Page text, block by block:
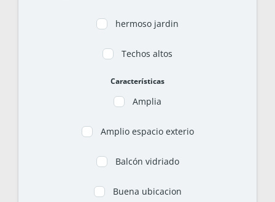
hermoso jardin
Techos altos
Características
Amplia
Amplio espacio exterio
Balcón vidriado
Buena ubicacion